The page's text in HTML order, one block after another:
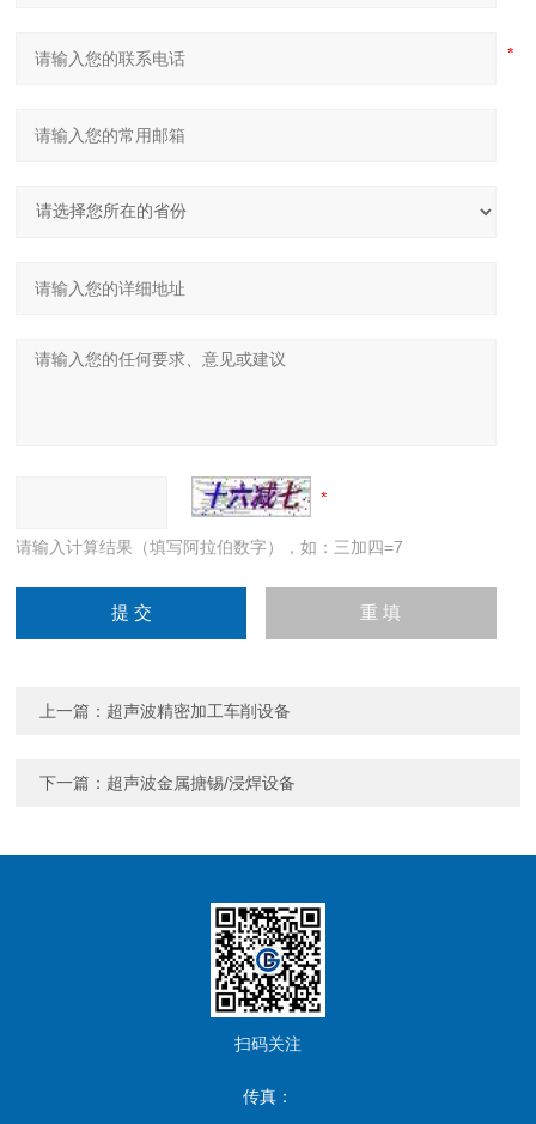
请输入计算结果（填写阿拉伯数字），如：三加四=7
上一篇： 超声波精密加工车削设备
下一篇： 超声波金属搪锡/浸焊设备
扫码关注
传真：